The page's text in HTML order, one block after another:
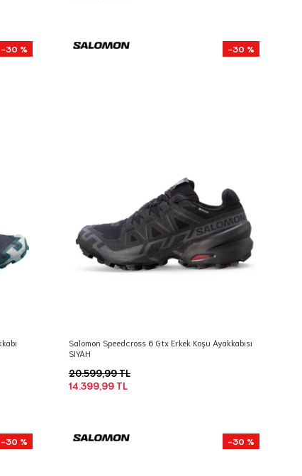
-30 % -30 %
Salomon Speedcross 6 Gtx Erkek Koşu Ayakkabısı
SIYAH
14.399,99 TL
20.599,99 TL
-30 % -30 %